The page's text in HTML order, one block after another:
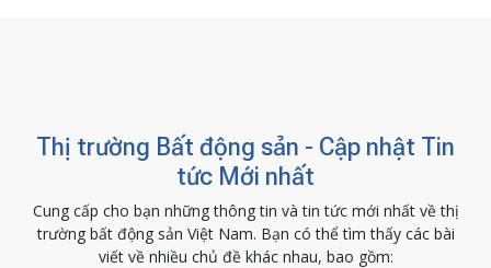
Thị trường Bất động sản - Cập nhật Tin
tức Mới nhất
Cung cấp cho bạn những thông tin và tin tức mới nhất về thị
trường bất động sản Việt Nam. Bạn có thể tìm thấy các bài
viết về nhiều chủ đề khác nhau, bao gồm: